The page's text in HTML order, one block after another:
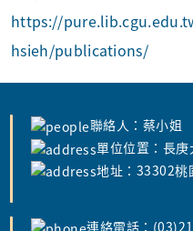
https://
hsieh/publications/
聯絡人：蔡小姐
單位位置：長
地址：33302桃
連絡電話：